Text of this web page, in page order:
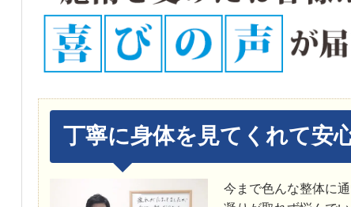
丁寧に身体を見てくれて安
今まで色んな整体に